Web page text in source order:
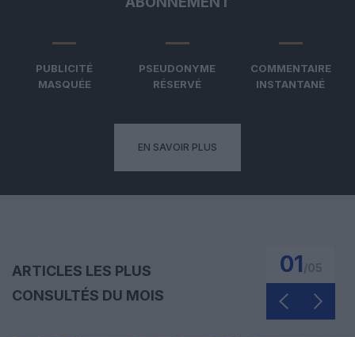
PUBLICITÉ
MASQUÉE
PSEUDONYME
RÉSERVÉ
COMMENTAIRE
INSTANTANÉ
EN SAVOIR PLUS
ARTICLES LES PLUS
CONSULTÉS DU MOIS
01